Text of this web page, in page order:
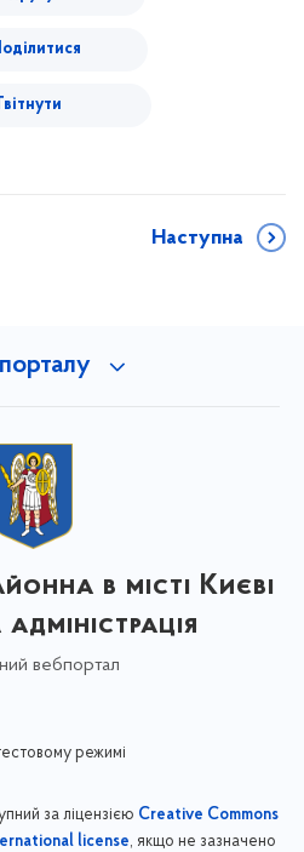
Наступна
в місті Києві
вебпортал
режимі
за ліцензією Creative Commons
license, якщо не зазначено